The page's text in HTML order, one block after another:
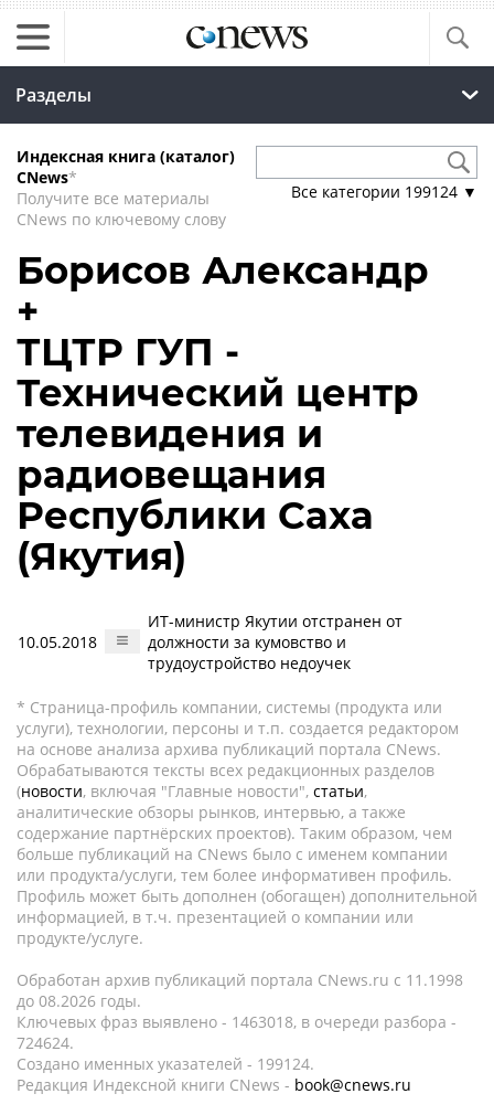
Разделы
Индексная книга (каталог)
CNews*
Получите все материалы
CNews по ключевому слову
Все категории 199124 ▼
Борисов Александр
+
ТЦТР ГУП -
Технический центр
телевидения и
радиовещания
Республики Саха
(Якутия)
10.05.2018
ИТ-министр Якутии отстранен от
должности за кумовство и
трудоустройство недоучек
* Страница-профиль компании, системы (продукта или
услуги), технологии, персоны и т.п. создается редактором
на основе анализа архива публикаций портала CNews.
Обрабатываются тексты всех редакционных разделов
(новости, включая "Главные новости", статьи,
аналитические обзоры рынков, интервью, а также
содержание партнёрских проектов). Таким образом, чем
больше публикаций на CNews было с именем компании
или продукта/услуги, тем более информативен профиль.
Профиль может быть дополнен (обогащен) дополнительной
информацией, в т.ч. презентацией о компании или
продукте/услуге.
Обработан архив публикаций портала CNews.ru c 11.1998
до 08.2026 годы.
Ключевых фраз выявлено - 1463018, в очереди разбора -
724624.
Создано именных указателей - 199124.
Редакция Индексной книги CNews - book@cnews.ru